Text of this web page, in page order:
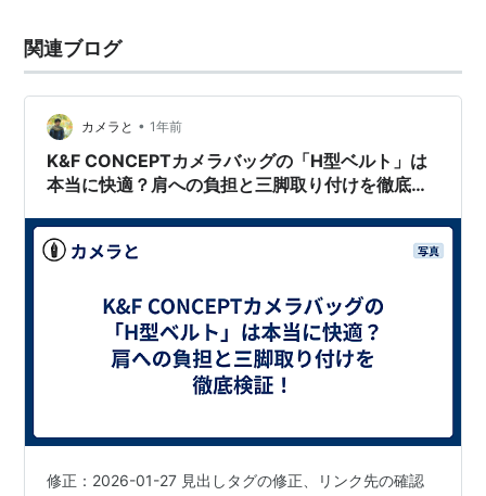
関連ブログ
カメラと • 1年前
K&F CONCEPTカメラバッグの「H型ベルト」は
本当に快適？肩への負担と三脚取り付けを徹底検
修正：2026-01-27 見出しタグの修正、リンク先の確認